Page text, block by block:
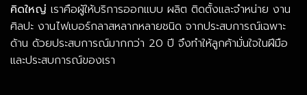
คิดใหญ่ เราคือผู้ให้บริการออกแบบ ผลิต ติดตั้งและจำหน่าย งาน
ศิลปะ งานไฟเบอร์กลาสหลากหลายชนิด จากประสบการณ์เฉพาะ
ด้าน ด้วยประสบการณ์มากกว่า 20 ปี จึงทำให้ลูกค้ามั่นใจในฝีมือ
และประสบการณ์ของเรา